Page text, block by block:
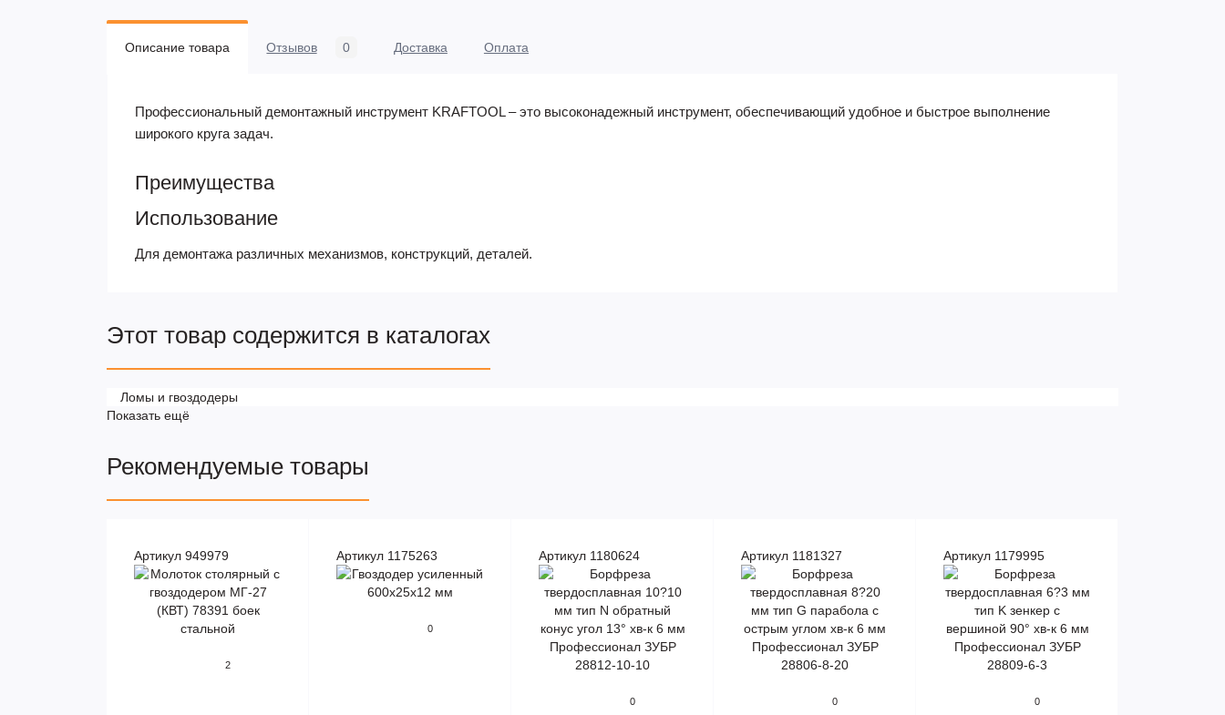
Описание товара Отзывов 0 Доставка Оплата
Профессиональный демонтажный инструмент KRAFTOOL – это высоконадежный инструмент, обеспечивающий удобное и быстрое выполнение
широкого круга задач.
Преимущества
Использование
Для демонтажа различных механизмов, конструкций, деталей.
Этот товар содержится в каталогах
Ломы и гвоздодеры
Показать ещё
Рекомендуемые товары
Артикул 949979
2
Артикул 1175263
0
Артикул 1180624
0
Артикул 1181327
0
Артикул 1179995
0